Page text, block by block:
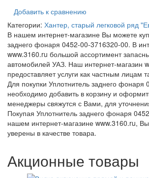
Добавить к сравнению
Категории: Хантер, старый легковой ряд
В нашем интернет-магазине Вы можете
заднего фонаря 0452-00-3716320-00. В
www.3160.ru большой ассортимент
автомобилей УАЗ. Наш интернет-магазин
предоставляет услуги как частным лицам
Для покупки Уплотнитель заднего фонаря
необходимо добавить в корзину и
менеджеры свяжутся с Вами, для
Покупая Уплотнитель заднего фонаря
нашем интернет-магазине www.3160.ru,
уверены в качестве товара.
Акционные товары